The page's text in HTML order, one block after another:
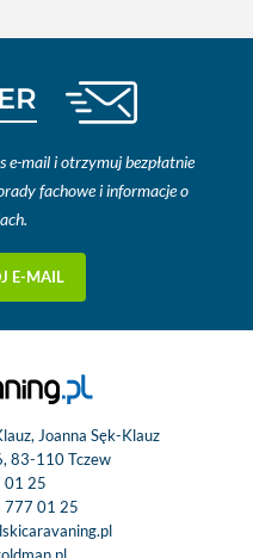
e-mail i otrzymuj bezpłatnie
fachowe i informacje o
E-MAIL
Joanna Sęk-Klauz
83-110 Tczew
01 25
777 01 25